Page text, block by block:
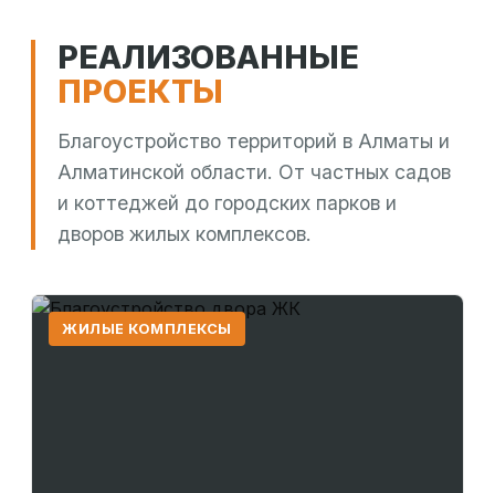
РЕАЛИЗОВАННЫЕ
ПРОЕКТЫ
Благоустройство территорий в Алматы и
Алматинской области. От частных садов
и коттеджей до городских парков и
дворов жилых комплексов.
ЖИЛЫЕ КОМПЛЕКСЫ